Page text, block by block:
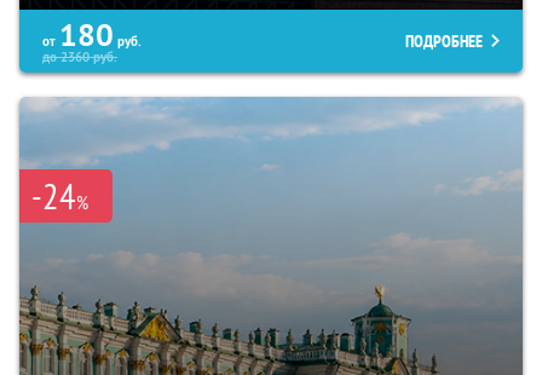
от 180 руб.
до2360руб.
ПОДРОБНЕЕ
-24%